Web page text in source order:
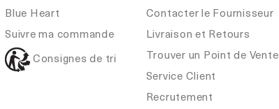
Blue Heart
Suivre ma commande
Consignes de tri
Contacter le Fournisseur
Livraison et Retours
Trouver un Point de Vente
Service Client
Recrutement